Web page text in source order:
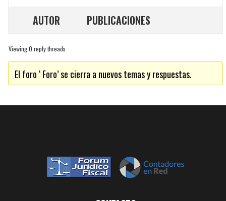
AUTOR PUBLICACIONES
Viewing 0 reply threads
El foro ‘ Foro’ se cierra a nuevos temas y respuestas.